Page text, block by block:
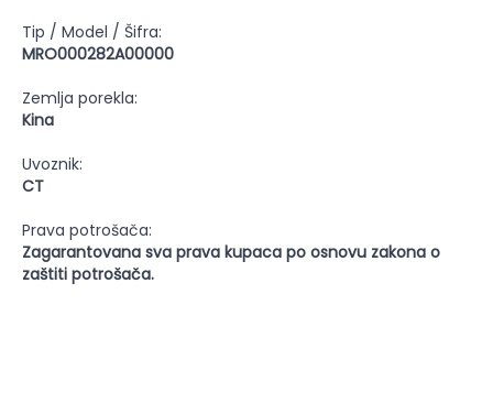
Tip / Model / Šifra:
MRO000282A00000
Zemlja porekla:
Kina
Uvoznik:
CT
Prava potrošača:
Zagarantovana sva prava kupaca po osnovu zakona o
zaštiti potrošača.